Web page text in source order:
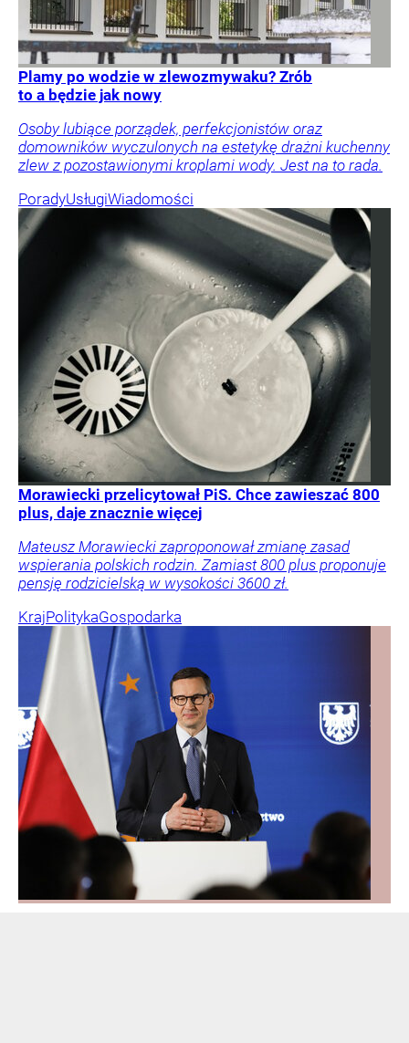
Plamy po wodzie w zlewozmywaku? Zrób
to a będzie jak nowy
Osoby lubiące porządek, perfekcjonistów oraz
domowników wyczulonych na estetykę drażni kuchenny
zlew z pozostawionymi kroplami wody. Jest na to rada.
PoradyUsługiWiadomości
Morawiecki przelicytował PiS. Chce zawieszać 800
plus, daje znacznie więcej
Mateusz Morawiecki zaproponował zmianę zasad
wspierania polskich rodzin. Zamiast 800 plus proponuje
pensję rodzicielską w wysokości 3600 zł.
KrajPolitykaGospodarka